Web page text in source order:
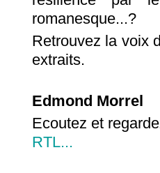
romanesque...?
Retrouvez la voix
extraits.
Edmond Morrel
Ecoutez et
RTL...